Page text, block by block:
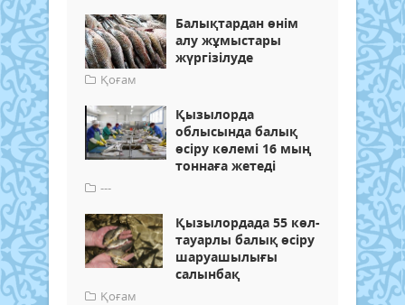
Балықтардан өнім
алу жұмыстары
жүргізілуде
Қоғам
Қызылорда
облысында балық
өсіру көлемі 16 мың
тоннаға жетеді
---
Қызылордада 55 көл-
тауарлы балық өсіру
шаруашылығы
салынбақ
Қоғам